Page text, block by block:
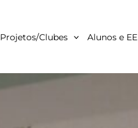
Projetos/Clubes Alunos e EE